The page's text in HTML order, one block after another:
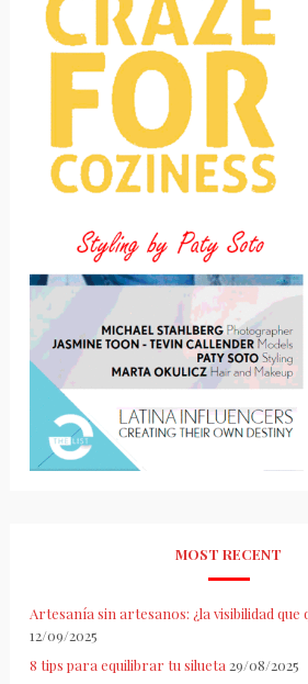
MOST RECENT
Artesanía sin artesanos: ¿la visibilidad que
12/09/2025
8 tips para equilibrar tu silueta 29/08/2025